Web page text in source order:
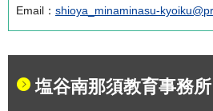
Email： shioya_minaminasu-
塩谷南那須教育事務所